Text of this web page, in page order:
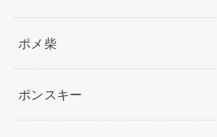
ポメ柴
ポンスキー